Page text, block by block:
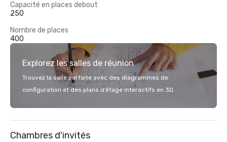
Capacité en places debout
250
Nombre de places
400
Explorez les salles de réunion
Trouvez la salle parfaite avec des diagrammes de
configuration et des plans d’étage interactifs en 3D.
Chambres d'invités